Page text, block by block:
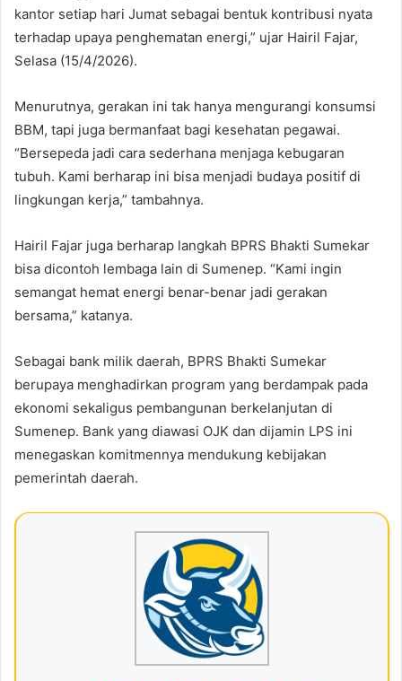
kantor setiap hari Jumat sebagai bentuk kontribusi nyata
terhadap upaya penghematan energi,” ujar Hairil Fajar,
Selasa (15/4/2026).
Menurutnya, gerakan ini tak hanya mengurangi konsumsi
BBM, tapi juga bermanfaat bagi kesehatan pegawai.
“Bersepeda jadi cara sederhana menjaga kebugaran
tubuh. Kami berharap ini bisa menjadi budaya positif di
lingkungan kerja,” tambahnya.
Hairil Fajar juga berharap langkah BPRS Bhakti Sumekar
bisa dicontoh lembaga lain di Sumenep. “Kami ingin
semangat hemat energi benar-benar jadi gerakan
bersama,” katanya.
Sebagai bank milik daerah, BPRS Bhakti Sumekar
berupaya menghadirkan program yang berdampak pada
ekonomi sekaligus pembangunan berkelanjutan di
Sumenep. Bank yang diawasi OJK dan dijamin LPS ini
menegaskan komitmennya mendukung kebijakan
pemerintah daerah.